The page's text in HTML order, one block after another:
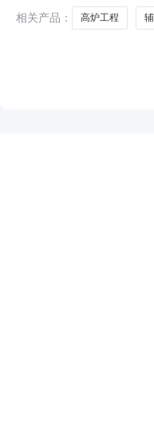
相关产品：
高炉工程